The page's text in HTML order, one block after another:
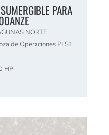
PARA
NORTE
de Operaciones PLS1
HP